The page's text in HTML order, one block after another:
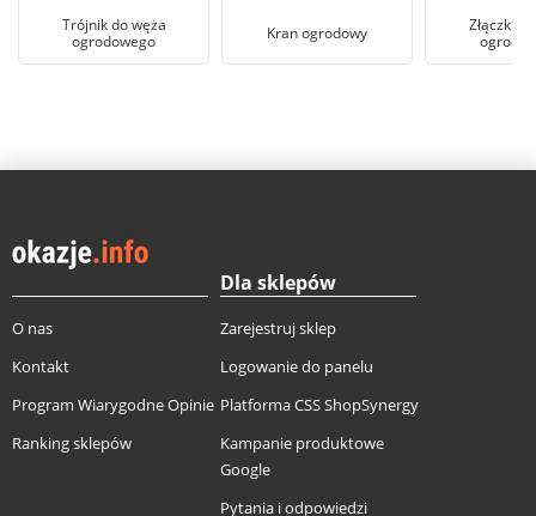
Trójnik do węża
ogrodowego
Kran ogrodowy
Złączki
O nas
Kontakt
Program Wiarygodne Opinie
Ranking sklepów
Dla sklepów
Zarejestruj sklep
Logowanie do panelu
Platforma CSS ShopSynergy
Kampanie produktowe
Google
Pytania i odpowiedzi